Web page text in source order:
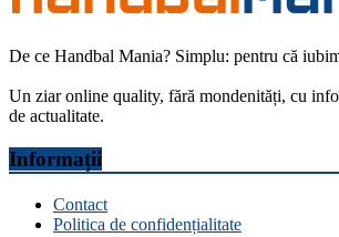
De ce Handbal Mania? Simplu: pentru că
Un ziar online quality, fără mondenități, cu
de actualitate.
Informații
Contact
Politica de confidențialitate